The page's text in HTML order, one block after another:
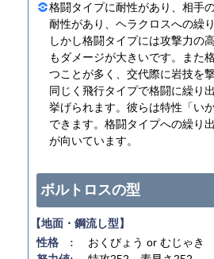
格闘タイプに耐性があり、相手
耐性があり、ヘラクロスへの繰
しかし格闘タイプには攻撃力の
もダメージが大きいです。また
つことが多く、交代際に岩技を
同じく飛行タイプで格闘に繰り
挙げられます。彼らは特性「い
できます。格闘タイプへの繰り
が向いています。
ボルトロスの型
【地面・鋼流し型】
性格 : おくびょう or むじゃき